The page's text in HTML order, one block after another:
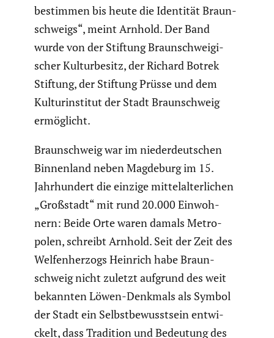
bestimmen bis heute die Identität Braun­
schweigs“, meint Arnhold. Der Band
wurde von der Stiftung Braun­schwei­gi­
scher Kultur­be­sitz, der Richard Botrek
Stiftung, der Stiftung Prüsse und dem
Kultur­in­stitut der Stadt Braun­schweig
ermög­licht.
Braun­schweig war im nieder­deut­schen
Binnen­land neben Magdeburg im 15.
Jahrhun­dert die einzige mittel­al­ter­li­chen
„Großstadt“ mit rund 20.000 Einwoh­
nern: Beide Orte waren damals Metro­
polen, schreibt Arnhold. Seit der Zeit des
Welfen­her­zogs Heinrich habe Braun­
schweig nicht zuletzt aufgrund des weit
bekannten Löwen-Denkmals als Symbol
der Stadt ein Selbst­be­wusst­sein entwi­
ckelt, dass Tradition und Bedeutung des